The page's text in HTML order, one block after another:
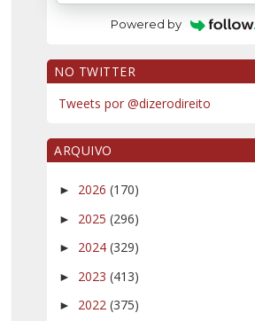
Powered by
NO TWITTER
Tweets por @dizerodireito
ARQUIVO
► 2026 (170)
► 2025 (296)
► 2024 (329)
► 2023 (413)
► 2022 (375)